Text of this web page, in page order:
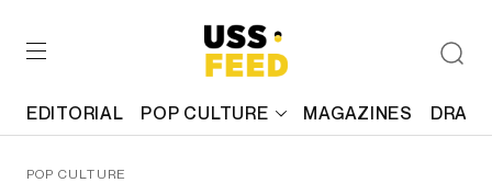
EDITORIAL POP CULTURE MAGAZINES
POP CULTURE